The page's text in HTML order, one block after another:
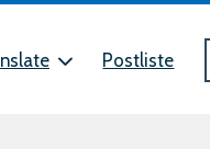
Postliste